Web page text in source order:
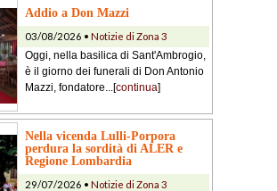
Addio a Don Mazzi
03/08/2026 • Notizie di Zona 3
Oggi, nella basilica di Sant'Ambrogio,
è il giorno dei funerali di Don Antonio
Mazzi, fondatore...[continua]
Nella vicenda Lulli-Porpora
perdura la sordità di ALER e
Regione Lombardia
29/07/2026 • Notizie di Zona 3